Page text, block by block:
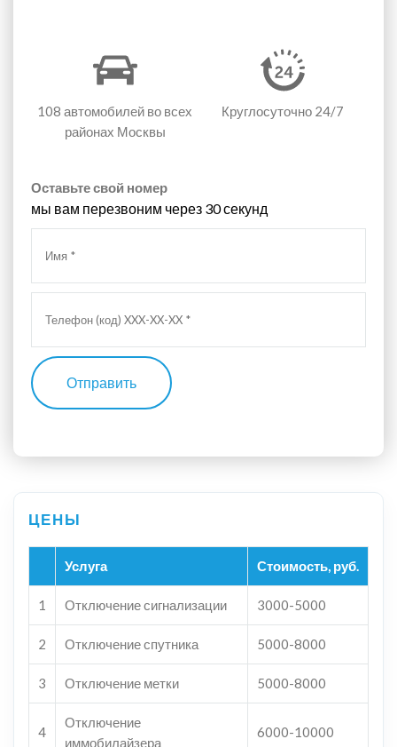
108 автомобилей во всех
районах Москвы
Круглосуточно 24/7
Оставьте свой номер
мы вам перезвоним через 30 секунд
Отправить
Услуга Стоимость, руб.
1 Отключение сигнализации 3000-5000
2 Отключение спутника 5000-8000
3 Отключение метки 5000-8000
4
Отключение
иммобилайзера
6000-10000